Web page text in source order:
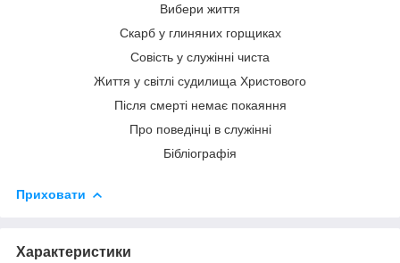
Вибери життя
Скарб у глиняних горщиках
Совість у служінні чиста
Життя у світлі судилища Христового
Після смерті немає покаяння
Про поведінці в служінні
Бібліографія
Приховати
Характеристики